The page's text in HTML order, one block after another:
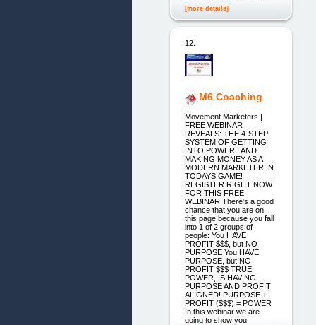
[more details]
12.
M6 Coaching
Movement Marketers |
FREE WEBINAR
REVEALS: THE 4-STEP
SYSTEM OF GETTING
INTO POWER!! AND
MAKING MONEY AS A
MODERN MARKETER IN
TODAYS GAME!
REGISTER RIGHT NOW
FOR THIS FREE
WEBINAR There's a good
chance that you are on
this page because you fall
into 1 of 2 groups of
people: You HAVE
PROFIT $$$, but NO
PURPOSE You HAVE
PURPOSE, but NO
PROFIT $$$ TRUE
POWER, IS HAVING
PURPOSE AND PROFIT
ALIGNED! PURPOSE +
PROFIT ($$$) = POWER
In this webinar we are
going to show you